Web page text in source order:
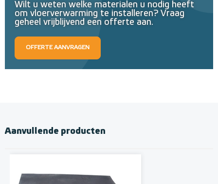
Wilt u weten welke materialen u nodig heeft
om vloerverwarming te installeren? Vraag
geheel vrijblijvend een offerte aan.
OFFERTE AANVRAGEN
Aanvullende producten